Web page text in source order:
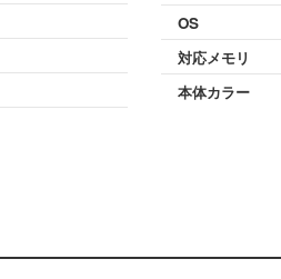
OS
対応メモリ
本体カラー